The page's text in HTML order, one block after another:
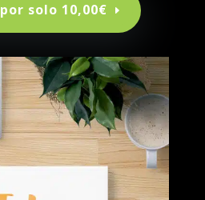
solo 10,00€